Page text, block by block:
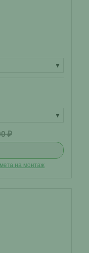
▾
▾
₽
на монтаж